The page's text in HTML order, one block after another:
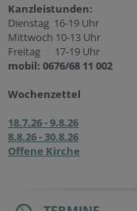
Kanzleistunden:
Dienstag 16-19 Uhr
Mittwoch 10-13 Uhr
Freitag 17-19 Uhr
mobil: 0676/68 11 002
Wochenzettel
18.7.26 - 9.8.26
8.8.26 - 30.8.26
Offene Kirche